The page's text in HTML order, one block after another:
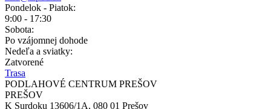
Pondelok - Piatok:
9:00 - 17:30
Sobota:
Po vzájomnej dohode
Nedeľa a sviatky:
Zatvorené
Trasa
PODLAHOVÉ CENTRUM PREŠOV
PREŠOV
K Surdoku 13606/1A, 080 01 Prešov